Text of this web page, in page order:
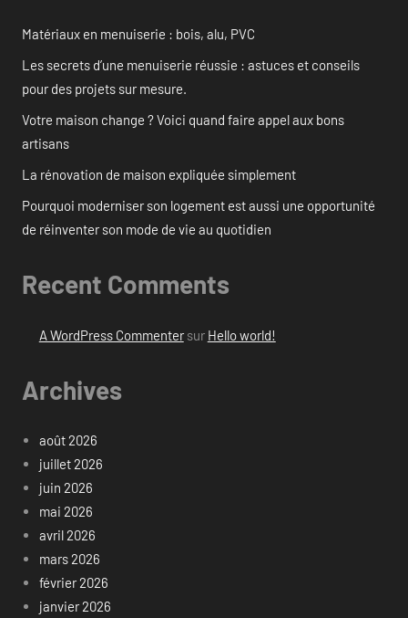
Matériaux en menuiserie : bois, alu, PVC
Les secrets d’une menuiserie réussie : astuces et conseils
pour des projets sur mesure.
Votre maison change ? Voici quand faire appel aux bons
artisans
La rénovation de maison expliquée simplement
Pourquoi moderniser son logement est aussi une opportunité
de réinventer son mode de vie au quotidien
Recent Comments
A WordPress Commentersur Hello world!
Archives
août 2026
juillet 2026
juin 2026
mai 2026
avril 2026
mars 2026
février 2026
janvier 2026